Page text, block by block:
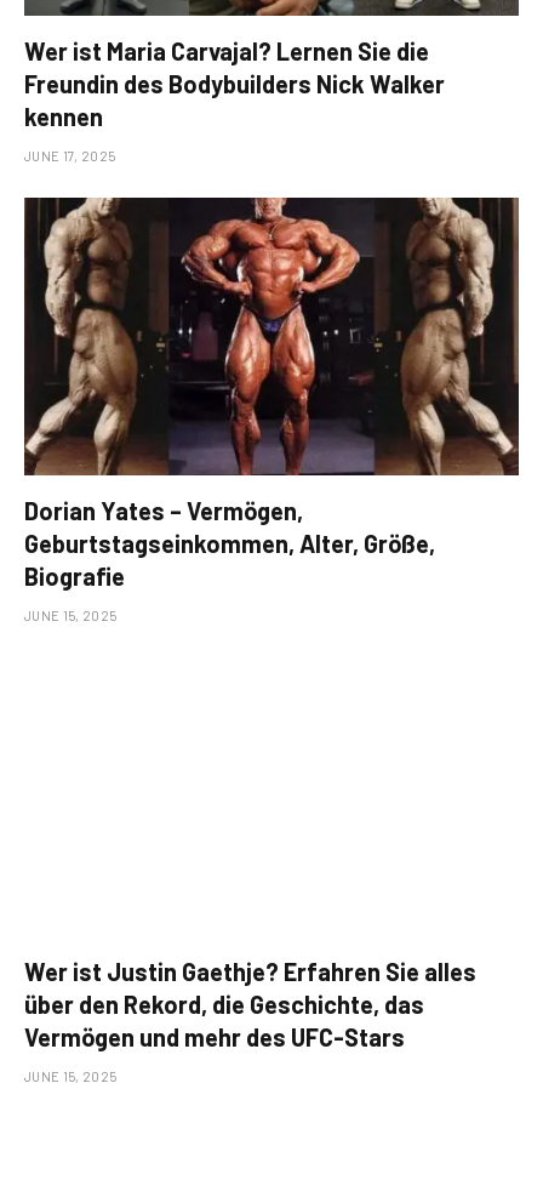
Wer ist Maria Carvajal? Lernen Sie die
Freundin des Bodybuilders Nick Walker
kennen
JUNE 17, 2025
Dorian Yates – Vermögen,
Geburtstagseinkommen, Alter, Größe,
Biografie
JUNE 15, 2025
Wer ist Justin Gaethje? Erfahren Sie alles
über den Rekord, die Geschichte, das
Vermögen und mehr des UFC-Stars
JUNE 15, 2025